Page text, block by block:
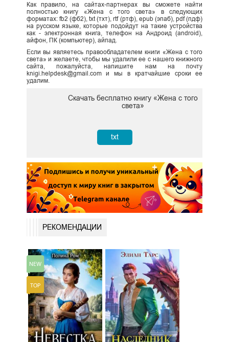
Как правило, на сайтах-партнерах вы сможете найти
полностью книгу «Жена с того света» в следующих
форматах: fb2 (фб2), txt (тхт), rtf (ртф), epub (эпаб), pdf (пдф)
на русском языке, которые подойдут на такие устройства
как - электронная книга, телефон на Андроид (android),
айфон, ПК (компьютер), айпад.
Если вы являетесь правообладателем книги «Жена с того
света» и желаете, чтобы мы удалили ее с нашего книжного
сайта, пожалуйста, напишите нам на почту
knigi.helpdesk@gmail.com и мы в кратчайшие сроки ее
удалим.
Скачать бесплатно книгу «Жена с того
света»
txt
РЕКОМЕНДАЦИИ